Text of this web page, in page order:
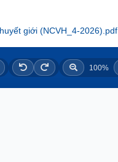
giới (NCVH_4-2026).pdf